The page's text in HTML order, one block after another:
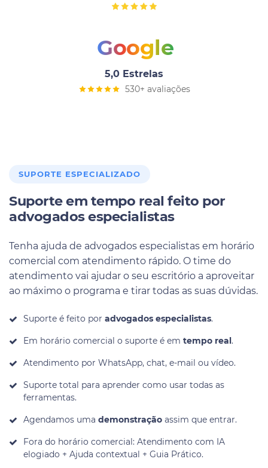
Google
5,0 Estrelas
530+ avaliações
SUPORTE ESPECIALIZADO
Suporte em tempo real feito por
advogados especialistas
Tenha ajuda de advogados especialistas em horário
comercial com atendimento rápido. O time do
atendimento vai ajudar o seu escritório a aproveitar
ao máximo o programa e tirar todas as suas dúvidas.
Suporte é feito por advogados especialistas.
Em horário comercial o suporte é em tempo real.
Atendimento por WhatsApp, chat, e-mail ou vídeo.
Suporte total para aprender como usar todas as
ferramentas.
Agendamos uma demonstração assim que entrar.
Fora do horário comercial: Atendimento com IA
elogiado + Ajuda contextual + Guia Prático.